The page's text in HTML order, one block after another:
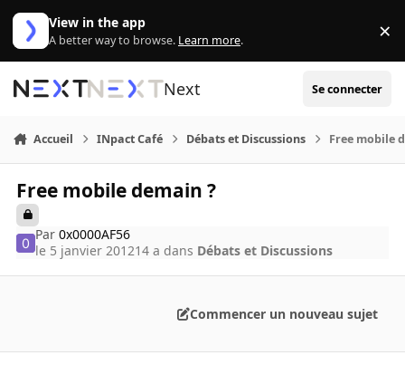
Aller au contenu
View in the app
A better way to browse. Learn more. ×
Next Se connecter
Accueil INpact Café Débats et Discussions Free mobile
Free mobile demain ?
Par0x0000AF56
le 5 janvier 201214 a dans Débats et Discussions
Commencer un nouveau sujet